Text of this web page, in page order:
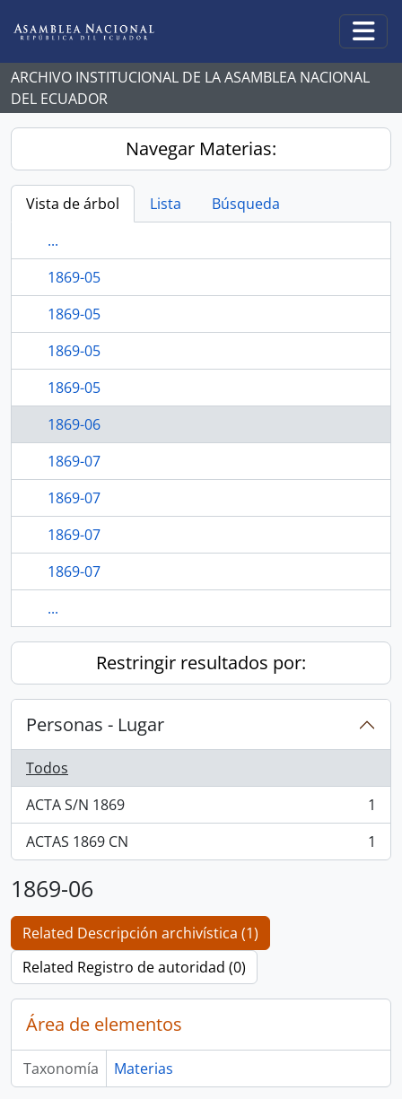
ARCHIVO INSTITUCIONAL DE LA ASAMBLEA NACIONAL
DEL ECUADOR
Navegar Materias:
Vista de árbol Lista
Búsqueda
...
1869-05
1869-05
1869-05
1869-05
1869-06
1869-07
1869-07
1869-07
1869-07
...
Restringir resultados por:
Personas - Lugar
Todos
ACTA S/N 1869
, 1 resultados
1
ACTAS 1869 CN
, 1 resultados 1
1869-06
Related Descripción archivística (1)
Related Registro de autoridad (0)
Área de elementos
Taxonomía Materias